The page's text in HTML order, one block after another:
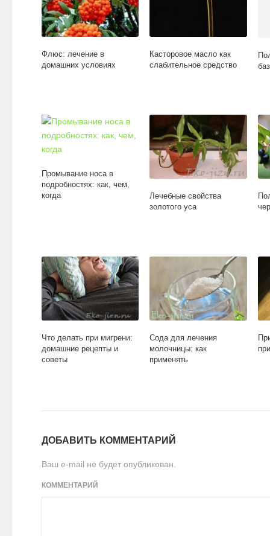
Флюс: лечение в
домашних условиях
Касторовое масло как
слабительное средство
Промывание носа в
подробностях: как, чем,
когда
Лечебные свойства
золотого уса
Что делать при мигрени:
домашние рецепты и
советы
Сода для лечения
молочницы: как
применять
ДОБАВИТЬ КОММЕНТАРИЙ
Ваш e-mail не будет опубликован.
КОММЕНТАРИЙ